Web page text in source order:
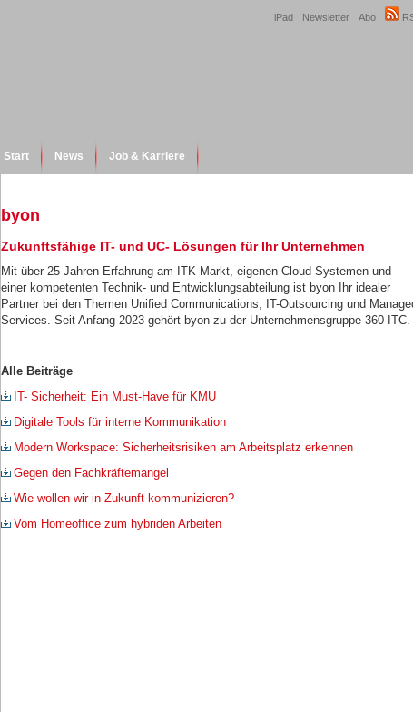
Abo
Newsletter
iPad
Start News Job & Karriere
byon
Zukunftsfähige IT- und UC- Lösungen für Ihr Unternehmen
Mit über 25 Jahren Erfahrung am ITK Markt, eigenen Cloud Systemen und
einer kompetenten Technik- und Entwicklungsabteilung ist byon Ihr idealer
Partner bei den Themen Unified Communications, IT-Outsourcing und
Services. Seit Anfang 2023 gehört byon zu der Unternehmensgruppe 360 ITC.
Alle Beiträge
IT- Sicherheit: Ein Must-Have für KMU
Digitale Tools für interne Kommunikation
Modern Workspace: Sicherheitsrisiken am Arbeitsplatz erkennen
Gegen den Fachkräftemangel
Wie wollen wir in Zukunft kommunizieren?
Vom Homeoffice zum hybriden Arbeiten